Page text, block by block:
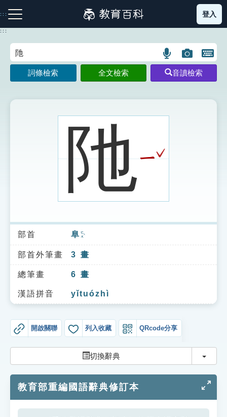
到
主
:::
注音索引圖示 筆畫索引圖示 部首索引表圖示
索引選單
知識索引
單字索引
生命大百科索引
遊戲專區
教學應用
貓頭鷹博士
登入
:::
語
言
搜
示
圖
片
搜
開
鍵
圖
詞條檢索 全文檢索 音讀檢索
阤ㄧ ˇ
部首 阜 ㄈㄨˋ
部首外筆畫 3 畫
總筆畫 6 畫
漢語拼音 yǐtuózhì
開啟關聯 列入收藏 QRcode分享
切換辭典 切換
教育部重編國語辭典修訂本